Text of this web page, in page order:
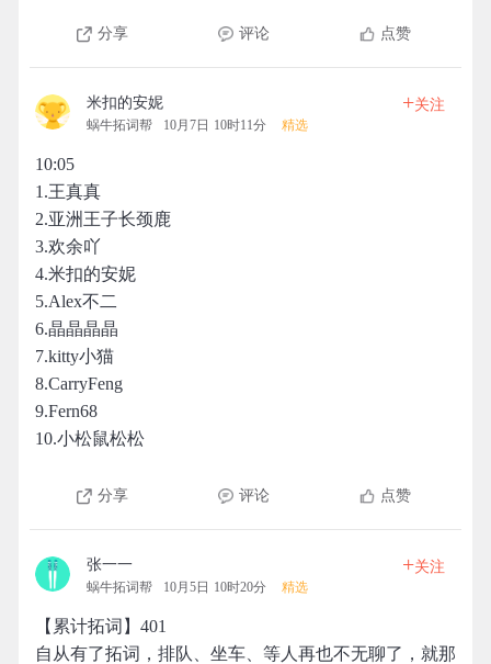
分享 评论 点赞
米扣的安妮
蜗牛拓词帮 10月7日 10时11分 精选
+关注
10:05
1.王真真
2.亚洲王子长颈鹿
3.欢余吖
4.米扣的安妮
5.Alex不二
6.晶晶晶晶
7.kitty小猫
8.CarryFeng
9.Fern68
10.小松鼠松松
分享 评论 点赞
张一一
蜗牛拓词帮 10月5日 10时20分 精选
+关注
【累计拓词】401
自从有了拓词，排队、坐车、等人再也不无聊了，就那